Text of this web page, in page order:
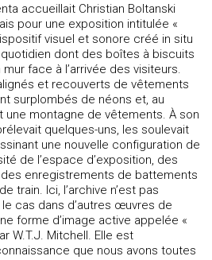
accueillait Christian Boltanski
pour une exposition intitulée «
visuel et sonore créé in situ
dont des boîtes à biscuits
face à l’arrivée des visiteurs.
et recouverts de vêtements
surplombés de néons et, au
une montagne de vêtements. À son
quelques-uns, les soulevait
une nouvelle configuration de
de l’espace d’exposition, des
enregistrements de battements
train. Ici, l’archive n’est pas
cas dans d’autres œuvres de
forme d’image active appelée «
W.T.J. Mitchell. Elle est
que nous avons toutes